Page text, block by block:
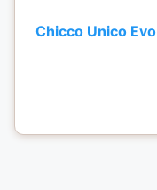
Chicco Unico